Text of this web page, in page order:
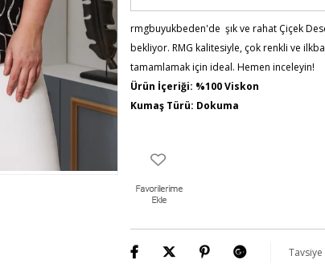
rmgbuyukbeden'de şık ve rahat Çiçek
bekliyor. RMG kalitesiyle, çok renkli ve
tamamlamak için ideal. Hemen inceleyin!
Ürün İçeriği: %100 Viskon
Kumaş Türü: Dokuma
Ürün Boyu: 70 cm
Tavsiye